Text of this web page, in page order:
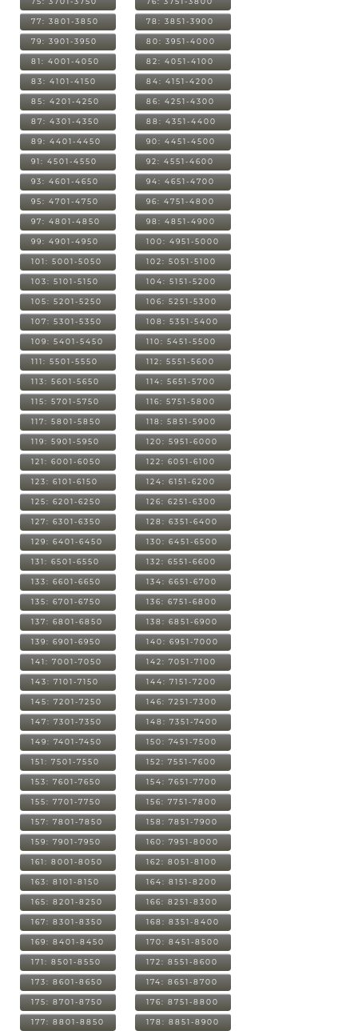
77: 3801-3850 78: 3851-3900
79: 3901-3950 80: 3951-4000
81: 4001-4050 82: 4051-4100
83: 4101-4150 84: 4151-4200
85: 4201-4250 86: 4251-4300
87: 4301-4350 88: 4351-4400
89: 4401-4450 90: 4451-4500
91: 4501-4550 92: 4551-4600
93: 4601-4650 94: 4651-4700
95: 4701-4750 96: 4751-4800
97: 4801-4850 98: 4851-4900
99: 4901-4950 100: 4951-5000
101: 5001-5050 102: 5051-5100
103: 5101-5150 104: 5151-5200
105: 5201-5250 106: 5251-5300
107: 5301-5350 108: 5351-5400
109: 5401-5450 110: 5451-5500
111: 5501-5550 112: 5551-5600
113: 5601-5650 114: 5651-5700
115: 5701-5750 116: 5751-5800
117: 5801-5850 118: 5851-5900
119: 5901-5950 120: 5951-6000
121: 6001-6050 122: 6051-6100
123: 6101-6150 124: 6151-6200
125: 6201-6250 126: 6251-6300
127: 6301-6350 128: 6351-6400
129: 6401-6450 130: 6451-6500
131: 6501-6550 132: 6551-6600
133: 6601-6650 134: 6651-6700
135: 6701-6750 136: 6751-6800
137: 6801-6850 138: 6851-6900
139: 6901-6950 140: 6951-7000
141: 7001-7050 142: 7051-7100
143: 7101-7150 144: 7151-7200
145: 7201-7250 146: 7251-7300
147: 7301-7350 148: 7351-7400
149: 7401-7450 150: 7451-7500
151: 7501-7550 152: 7551-7600
153: 7601-7650 154: 7651-7700
155: 7701-7750 156: 7751-7800
157: 7801-7850 158: 7851-7900
159: 7901-7950 160: 7951-8000
161: 8001-8050 162: 8051-8100
163: 8101-8150 164: 8151-8200
165: 8201-8250 166: 8251-8300
167: 8301-8350 168: 8351-8400
169: 8401-8450 170: 8451-8500
171: 8501-8550 172: 8551-8600
173: 8601-8650 174: 8651-8700
175: 8701-8750 176: 8751-8800
177: 8801-8850 178: 8851-8900